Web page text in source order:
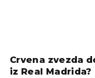
Crvena zvezda
iz Real Madrida?